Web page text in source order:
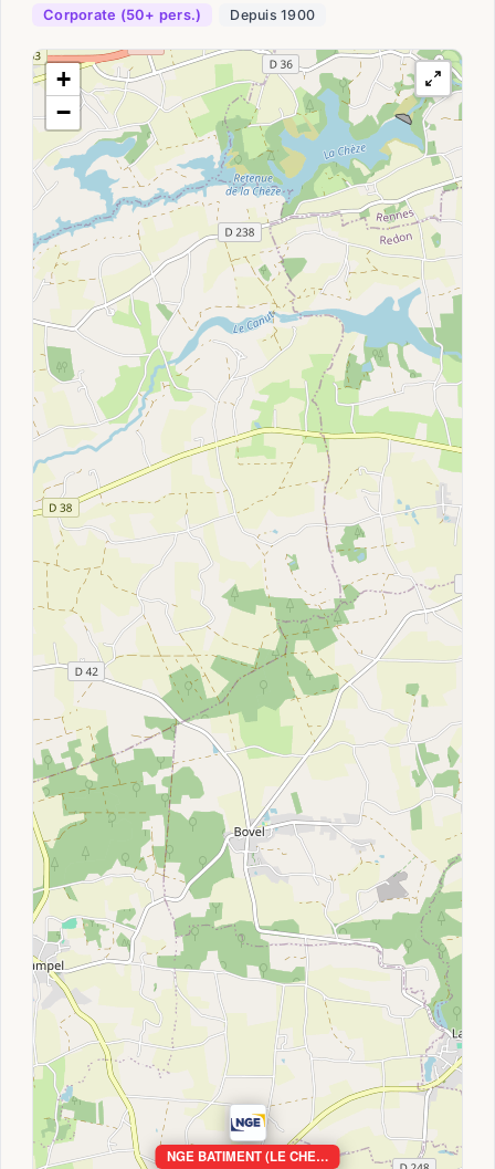
Corporate (50+ pers.) Depuis 1900
NGE BATIMENT (LE CHE…
+
−